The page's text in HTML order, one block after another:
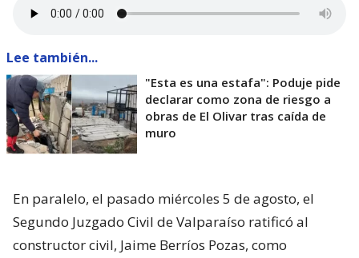
Lee también...
"Esta es una estafa": Poduje pide
declarar como zona de riesgo a
obras de El Olivar tras caída de
muro
En paralelo, el pasado miércoles 5 de agosto, el
Segundo Juzgado Civil de Valparaíso ratificó al
constructor civil, Jaime Berríos Pozas, como